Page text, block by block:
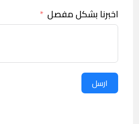
اخبرنا بشكل مفصل
ارسل